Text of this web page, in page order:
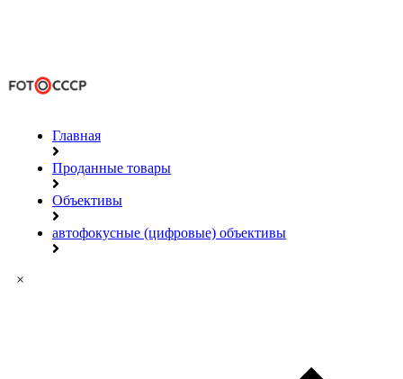
Главная
Проданные товары
Объективы
автофокусные (цифровые) объективы
×